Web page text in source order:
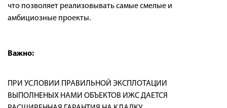
что позволяет реализовывать самые смелые и
амбициозные проекты.
Важно:
ПРИ УСЛОВИИ ПРАВИЛЬНОЙ ЭКСПЛОТАЦИИ
ВЫПОЛНЕНЫХ НАМИ ОБЪЕКТОВ ИЖС ДАЕТСЯ